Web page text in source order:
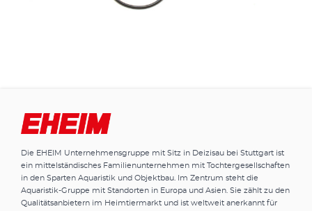
Die EHEIM Unternehmensgruppe mit Sitz in Deizisau bei Stuttgart ist
ein mittelständisches Familienunternehmen mit Tochtergesellschaften
in den Sparten Aquaristik und Objektbau. Im Zentrum steht die
Aquaristik-Gruppe mit Standorten in Europa und Asien. Sie zählt zu den
Qualitätsanbietern im Heimtiermarkt und ist weltweit anerkannt für